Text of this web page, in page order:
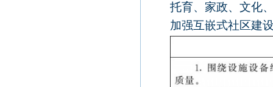
托育、家政、文化
加强互嵌式社区建